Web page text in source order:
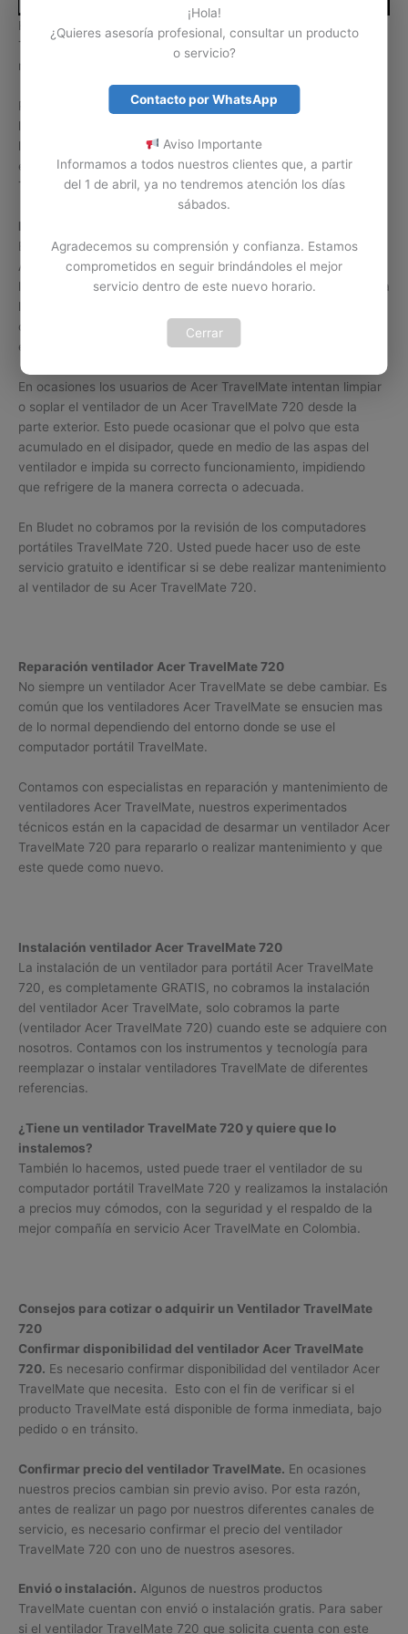
Hay daños o problemas de los computadores portátiles Acer
TravelMate 720 que se solucionan con solo realizar
mantenimiento a su ventilador interno.
Problemas como recalentamiento, apagado repentino o
lentitud, son algunos de los errores o problemas causados por
la falla del ventilador o suciedad en el mismo. Contamos con
expertos en mantenimiento y limpieza de ventiladores Acer
TravelMate 720 en Colombia.
Limpiar por cuenta propia.
Es importante tener claro que la limpieza del ventilador de un
Acer TravelMate 720 no se puede tomar a la ligera. Si no tiene
los conocimientos y la herramienta necesaria para realizar esta
labor, lo mejor es abstenerse de realizarla, ya que podemos
ocasionar un daño serio en el ventilador Acer TravelMate o en
el equipo Acer TravelMate 720.
En ocasiones los usuarios de Acer TravelMate intentan limpiar
o soplar el ventilador de un Acer TravelMate 720 desde la
parte exterior. Esto puede ocasionar que el polvo que esta
acumulado en el disipador, quede en medio de las aspas del
ventilador e impida su correcto funcionamiento, impidiendo
que refrigere de la manera correcta o adecuada.
En Bludet no cobramos por la revisión de los computadores
portátiles TravelMate 720. Usted puede hacer uso de este
servicio gratuito e identificar si se debe realizar mantenimiento
al ventilador de su Acer TravelMate 720.
Reparación ventilador Acer TravelMate 720
No siempre un ventilador Acer TravelMate se debe cambiar. Es
común que los ventiladores Acer TravelMate se ensucien mas
de lo normal dependiendo del entorno donde se use el
computador portátil TravelMate.
Contamos con especialistas en reparación y mantenimiento de
ventiladores Acer TravelMate, nuestros experimentados
técnicos están en la capacidad de desarmar un ventilador Acer
TravelMate 720 para repararlo o realizar mantenimiento y que
este quede como nuevo.
Instalación ventilador Acer TravelMate 720
La instalación de un ventilador para portátil Acer TravelMate
720, es completamente GRATIS, no cobramos la instalación
del ventilador Acer TravelMate, solo cobramos la parte
(ventilador Acer TravelMate 720) cuando este se adquiere con
nosotros. Contamos con los instrumentos y tecnología para
reemplazar o instalar ventiladores TravelMate de diferentes
referencias.
¿Tiene un ventilador TravelMate 720 y quiere que lo
instalemos?
También lo hacemos, usted puede traer el ventilador de su
computador portátil TravelMate 720 y realizamos la instalación
a precios muy cómodos, con la seguridad y el respaldo de la
mejor compañía en servicio Acer TravelMate en Colombia.
Consejos para cotizar o adquirir un Ventilador TravelMate
720
Confirmar disponibilidad del ventilador Acer TravelMate
720. Es necesario confirmar disponibilidad del ventilador Acer
TravelMate que necesita. Esto con el fin de verificar si el
producto TravelMate está disponible de forma inmediata, bajo
pedido o en tránsito.
Confirmar precio del ventilador TravelMate. En ocasiones
nuestros precios cambian sin previo aviso. Por esta razón,
antes de realizar un pago por nuestros diferentes canales de
servicio, es necesario confirmar el precio del ventilador
TravelMate 720 con uno de nuestros asesores.
Envió o instalación. Algunos de nuestros productos
TravelMate cuentan con envió o instalación gratis. Para saber
si el ventilador TravelMate 720 que solicita cuenta con este
¡Hola!
¿Quieres asesoría profesional, consultar un producto
o servicio?
Contacto por WhatsApp
Aviso Importante
Informamos a todos nuestros clientes que, a partir
del 1 de abril, ya no tendremos atención los días
sábados.
Agradecemos su comprensión y confianza. Estamos
comprometidos en seguir brindándoles el mejor
servicio dentro de este nuevo horario.
Cerrar